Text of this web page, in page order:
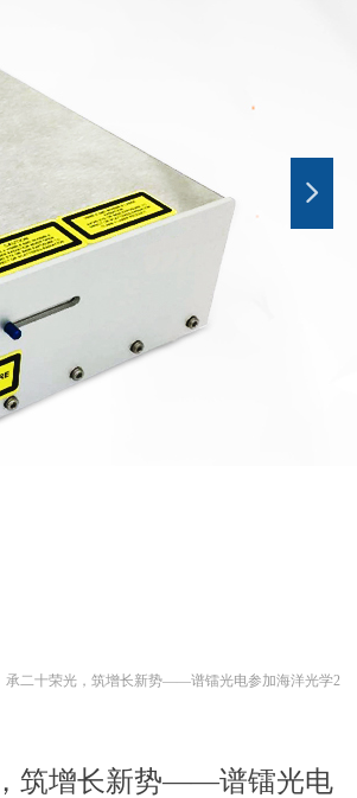
넲
筑增长新势——谱镭光电
承二十荣光，筑增长新势——谱镭光电参加海洋光学2